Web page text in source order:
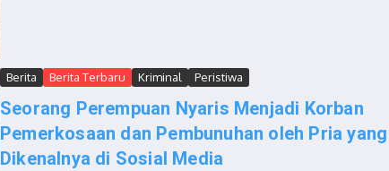
Berita Berita Terbaru Kriminal Peristiwa
Seorang Perempuan Nyaris Menjadi Korban
Pemerkosaan dan Pembunuhan oleh Pria yang
Dikenalnya di Sosial Media